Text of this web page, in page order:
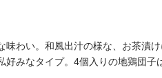
わい。和風出汁の様な、お茶漬
みなタイプ。4個入りの地鶏団子